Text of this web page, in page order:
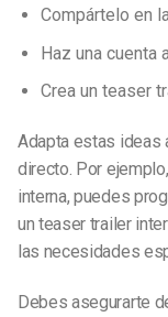
Compártelo en
Haz una cuenta
Crea un teaser
Adapta estas ideas
directo. Por
interna, puedes
un teaser trailer
las necesidades
Debes asegurarte